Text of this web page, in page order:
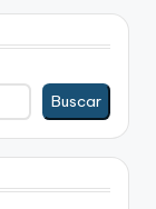
Buscar